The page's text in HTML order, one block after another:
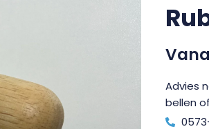
Advies
bellen